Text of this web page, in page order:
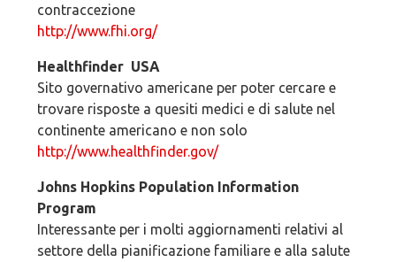
contraccezione
http://www.fhi.org/
Healthfinder ­ USA
Sito governativo americane per poter cercare e
trovare risposte a quesiti medici e di salute nel
continente americano e non solo
http://www.healthfinder.gov/
Johns Hopkins Population Information
Program
Interessante per i molti aggiornamenti relativi al
settore della pianificazione familiare e alla salute